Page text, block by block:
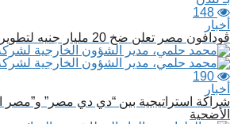
148
أخبار
ڤودافون مصر تعلن ضخ 20 مليار جنيه لتطوير البنية التحتية الرقمية
190
أخبار
شراكة استراتيجية بين “دي دي مصر”
الأضحية